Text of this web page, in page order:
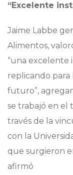
“Excelente
Jaime Labbe
Alimentos,
“una excelente
replicando para
futuro”,
se trabajó en el
través de la
con la
que surgieron
afirmó